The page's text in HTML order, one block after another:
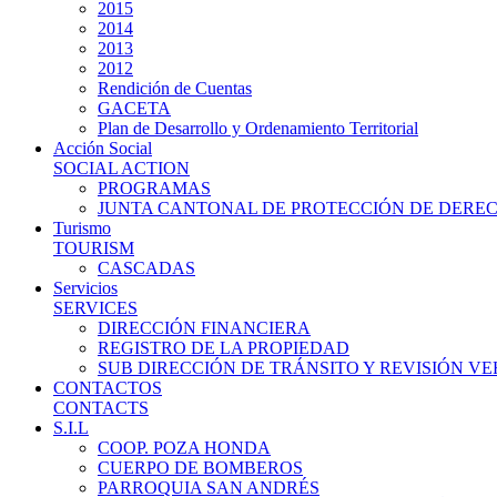
2015
2014
2013
2012
Rendición de Cuentas
GACETA
Plan de Desarrollo y Ordenamiento Territorial
Acción Social
SOCIAL ACTION
PROGRAMAS
JUNTA CANTONAL DE PROTECCIÓN DE
Turismo
TOURISM
CASCADAS
Servicios
SERVICES
DIRECCIÓN FINANCIERA
REGISTRO DE LA PROPIEDAD
SUB DIRECCIÓN DE TRÁNSITO Y REVISIÓN
CONTACTOS
CONTACTS
S.I.L
COOP. POZA HONDA
CUERPO DE BOMBEROS
PARROQUIA SAN ANDRÉS